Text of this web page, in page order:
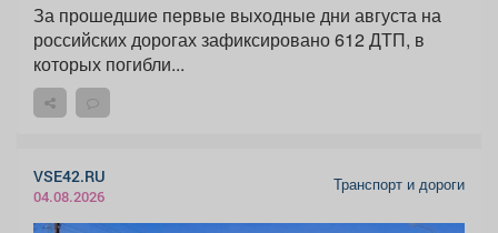
За прошедшие первые выходные дни августа на
российских дорогах зафиксировано 612 ДТП, в
которых погибли...
VSE42.RU
04.08.2026
Транспорт и дороги